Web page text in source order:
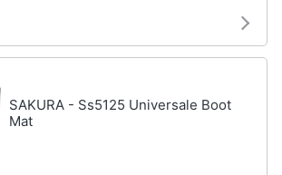
SAKURA - Ss5125 Universale Boot
Mat